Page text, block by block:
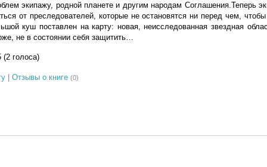
экипажу, родной планете и другим народам Соглашения.Теперь
от преследователей, которые не остановятся ни перед чем, чтобы
куш поставлен на карту: новая, неисследованная звездная
не в состоянии себя защитить…
(2 голоса)
| Отзывы о книге (0)